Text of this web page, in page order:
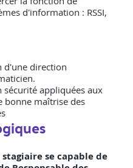
d'information : RSSI,
d'une direction
sécurité appliquées aux
bonne maîtrise des
se capable de